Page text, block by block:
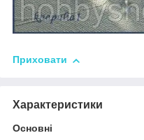
Приховати
Характеристики
Основні